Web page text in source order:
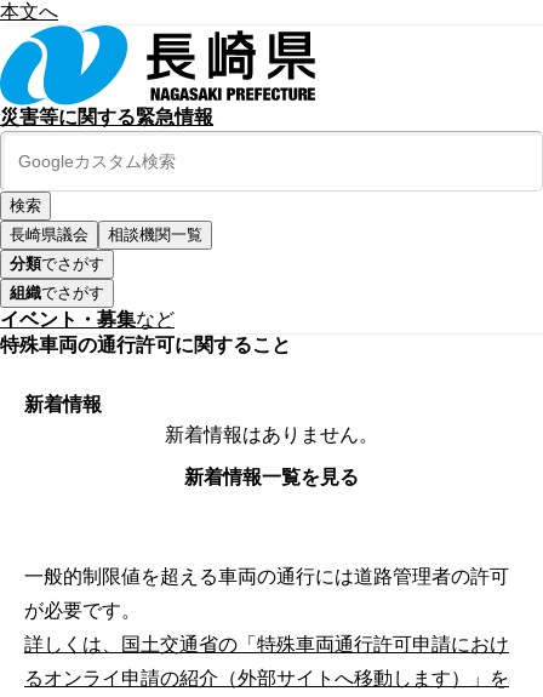
本文へ
災害等に関する緊急情報
長崎県議会
相談機関一覧
分類でさがす
組織でさがす
イベント・募集など
特殊車両の通行許可に関すること
新着情報
新着情報はありません。
新着情報一覧を見る
一般的制限値を超える車両の通行には道路管理者の許可
が必要です。
詳しくは、国土交通省の「特殊車両通行許可申請におけ
るオンライ申請の紹介（外部サイトへ移動します）」を